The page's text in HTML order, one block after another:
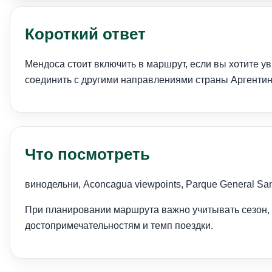
Короткий ответ
Мендоса стоит включить в маршрут, если вы хотите
соединить с другими направлениями страны
Что посмотреть
винодельни, Aconcagua viewpoints, Parque General
При планировании маршрута важно учитывать
достопримечательностям и темп поездки.